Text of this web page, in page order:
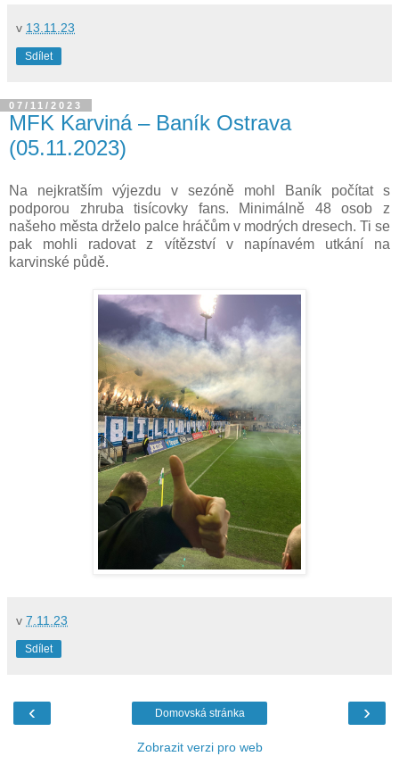
v 13.11.23
Sdílet
07/11/2023
MFK Karviná – Baník Ostrava
(05.11.2023)
Na nejkratším výjezdu v sezóně mohl Baník počítat s
podporou zhruba tisícovky fans. Minimálně 48 osob z
našeho města drželo palce hráčům v modrých dresech. Ti se
pak mohli radovat z vítězství v napínavém utkání na
karvinské půdě.
v 7.11.23
Sdílet
‹ ›
Domovská stránka
Zobrazit verzi pro web